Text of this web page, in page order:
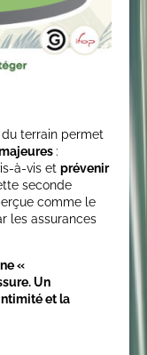
du terrain permet
:
à-vis et prévenir
seconde
comme le
les assurances
«
Un
et la